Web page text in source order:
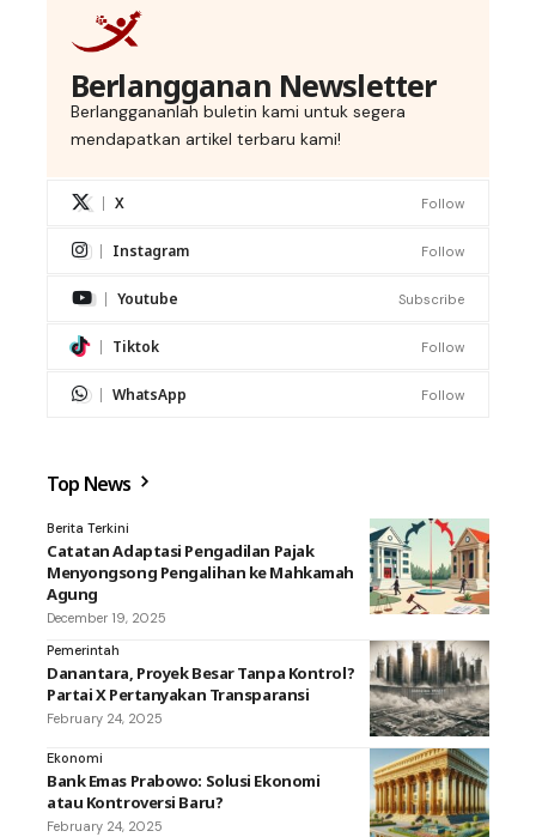
Berlangganan Newsletter
Berlanggananlah buletin kami untuk segera
mendapatkan artikel terbaru kami!
X Follow
Instagram Follow
Youtube Subscribe
Tiktok Follow
WhatsApp Follow
Top News
Berita Terkini
Catatan Adaptasi Pengadilan Pajak
Menyongsong Pengalihan ke Mahkamah
Agung
December 19, 2025
Pemerintah
Danantara, Proyek Besar Tanpa Kontrol?
Partai X Pertanyakan Transparansi
February 24, 2025
Ekonomi
Bank Emas Prabowo: Solusi Ekonomi
atau Kontroversi Baru?
February 24, 2025